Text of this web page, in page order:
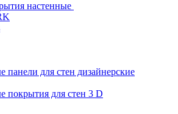
настенные
панели для стен дизайнерские
покрытия для стен 3 D